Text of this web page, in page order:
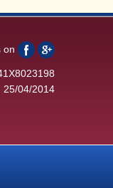
on
25/04/2014